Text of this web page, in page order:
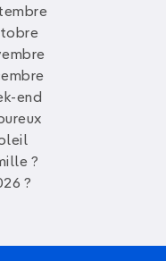
end
?
?